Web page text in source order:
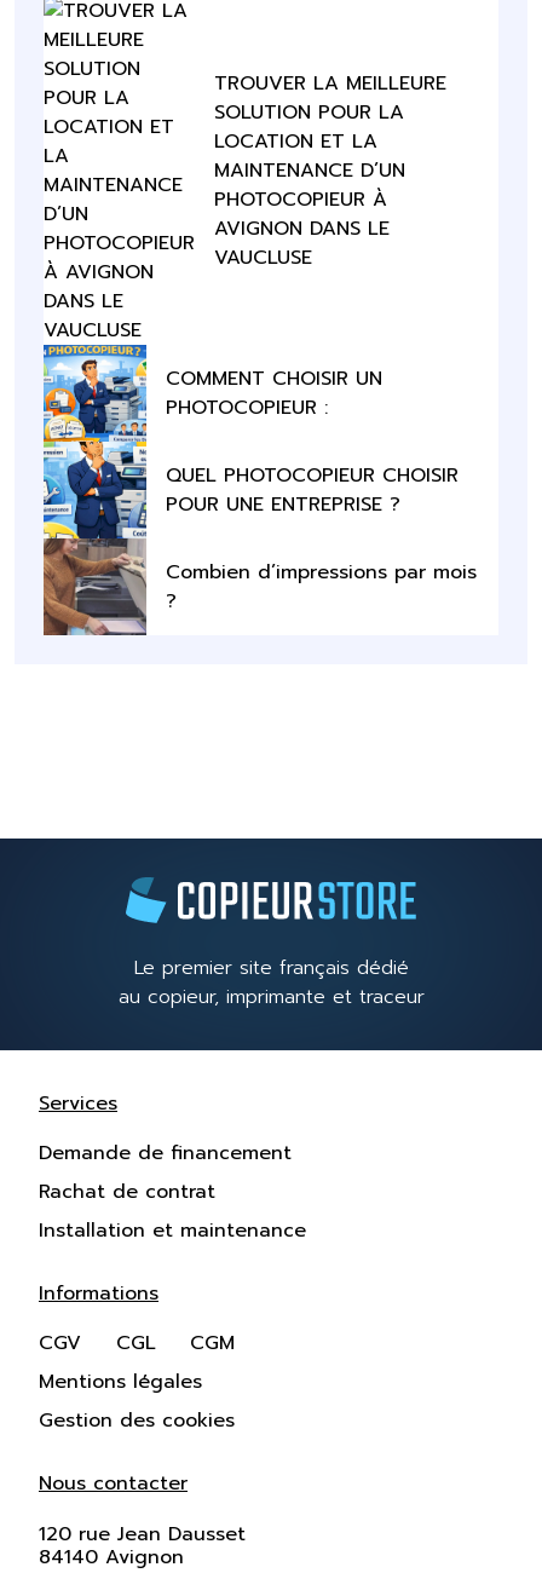
TROUVER LA MEILLEURE
SOLUTION POUR LA
LOCATION ET LA
MAINTENANCE D’UN
PHOTOCOPIEUR À
AVIGNON DANS LE
VAUCLUSE
COMMENT CHOISIR UN
PHOTOCOPIEUR :
QUEL PHOTOCOPIEUR CHOISIR
POUR UNE ENTREPRISE ?
Combien d’impressions par mois
?
Le premier site français dédié
au copieur, imprimante et traceur
Services
Demande de financement
Rachat de contrat
Installation et maintenance
Informations
CGV
CGL
CGM
Mentions légales
Gestion des cookies
Nous contacter
120 rue Jean Dausset
84140 Avignon